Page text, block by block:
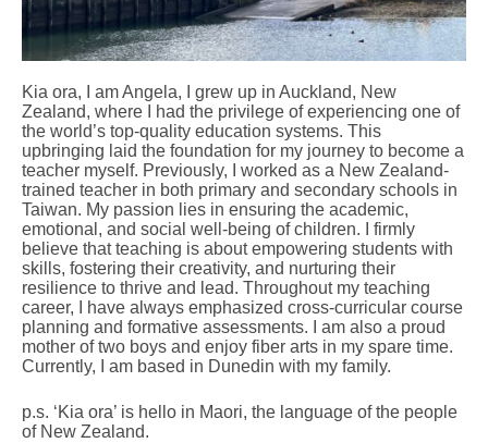
Kia ora, I am Angela, I grew up in Auckland, New
Zealand, where I had the privilege of experiencing one of
the world’s top-quality education systems. This
upbringing laid the foundation for my journey to become a
teacher myself. Previously, I worked as a New Zealand-
trained teacher in both primary and secondary schools in
Taiwan. My passion lies in ensuring the academic,
emotional, and social well-being of children. I firmly
believe that teaching is about empowering students with
skills, fostering their creativity, and nurturing their
resilience to thrive and lead. Throughout my teaching
career, I have always emphasized cross-curricular course
planning and formative assessments. I am also a proud
mother of two boys and enjoy fiber arts in my spare time.
Currently, I am based in Dunedin with my family.
p.s. ‘Kia ora’ is hello in Maori, the language of the people
of New Zealand.